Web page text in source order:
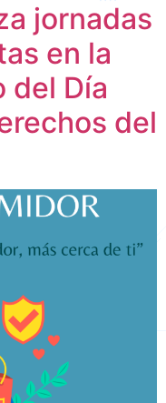
jornadas
en la
del Día
del